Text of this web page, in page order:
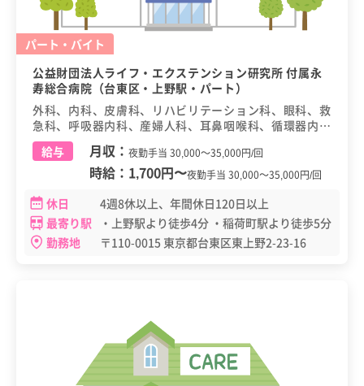
パート・バイト
公益財団法人ライフ・エクステンション研究所 付属永
寿総合病院（台東区・上野駅・パート）
外科、内科、皮膚科、リハビリテーション科、眼科、救
急科、呼吸器内科、産婦人科、耳鼻咽喉科、循環器内
科、小児科、消化器内科、神経内科、腎臓内科、整形外
科、精神科、糖尿病・内分泌内科、脳神経外科、泌尿器
科、麻酔科、呼吸器外科、血液内科、緩和ケア科
給与 月収： 夜勤手当 30,000～35,000円/回
時給： 1,700円〜夜勤手当 30,000～35,000円/回
休日
4週8休以上、年間休日120日以上
最寄り駅
・上野駅より徒歩4分 ・稲荷町駅より徒歩5分
勤務地
〒110-0015 東京都台東区東上野2-23-16